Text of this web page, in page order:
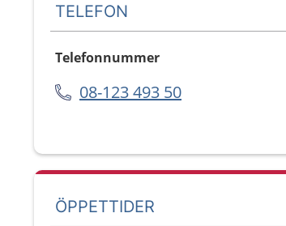
TELEFON
Telefonnummer
08-123 493 50
ÖPPETTIDER